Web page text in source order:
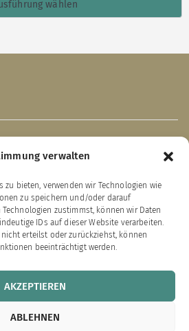
verwalten
zu bieten, verwenden wir Technologien wie
zu speichern und/oder darauf
zustimmst, können wir Daten
IDs auf dieser Website verarbeiten.
erteilst oder zurückziehst, können
beeinträchtigt werden.
AKZEPTIEREN
ABLEHNEN
wählen